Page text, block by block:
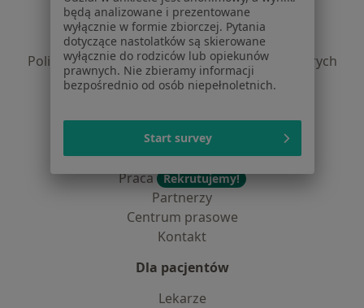
Polityka prywatności pacjentów
Polityka prywatności profesjonalistów
Polityka prywatności dla profesjonalistów, których
dane pozyskaliśmy samodzielnie
Jak działają wyniki wyszukiwania
Dostępność
O nas
Praca Rekrutujemy!
Partnerzy
Centrum prasowe
Kontakt
Dla pacjentów
Lekarze
będą analizowane i prezentowane
wyłącznie w formie zbiorczej. Pytania
dotyczące nastolatków są skierowane
wyłącznie do rodziców lub opiekunów
prawnych. Nie zbieramy informacji
bezpośrednio od osób niepełnoletnich.
Start survey